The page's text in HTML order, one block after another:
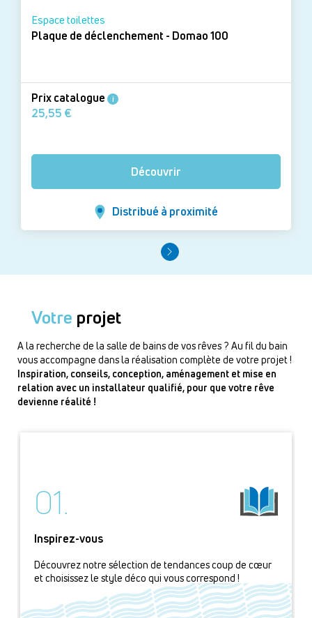
Espace toilettes
Plaque de déclenchement - Domao 100
Prix catalogue i
25,55 €
Découvrir
Distribué à proximité
Votre projet
A la recherche de la salle de bains de vos rêves ? Au fil du bain
vous accompagne dans la réalisation complète de votre projet !
Inspiration, conseils, conception, aménagement et mise en
relation avec un installateur qualifié, pour que votre rêve
devienne réalité !
01.
Inspirez-vous
Découvrez notre sélection de tendances coup de cœur
et choisissez le style déco qui vous correspond !